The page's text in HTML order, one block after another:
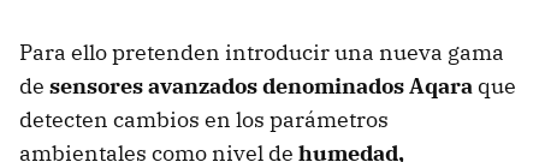
Para ello pretenden introducir una nueva gama
de sensores avanzados denominados Aqara que
detecten cambios en los parámetros
ambientales como nivel de humedad,